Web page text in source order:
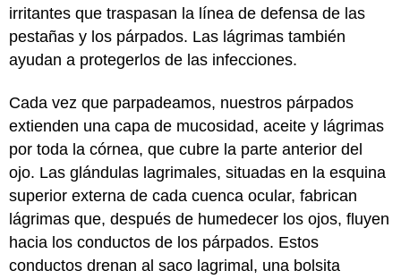
irritantes que traspasan la línea de defensa de las
pestañas y los párpados. Las lágrimas también
ayudan a protegerlos de las infecciones.
Cada vez que parpadeamos, nuestros párpados
extienden una capa de mucosidad, aceite y lágrimas
por toda la córnea, que cubre la parte anterior del
ojo. Las glándulas lagrimales, situadas en la esquina
superior externa de cada cuenca ocular, fabrican
lágrimas que, después de humedecer los ojos, fluyen
hacia los conductos de los párpados. Estos
conductos drenan al saco lagrimal, una bolsita